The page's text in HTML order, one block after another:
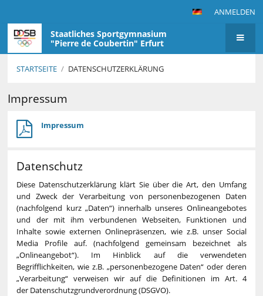
ANMELDEN
Staatliches Sportgymnasium
"Pierre de Coubertin" Erfurt
STARTSEITE / DATENSCHUTZERKLÄRUNG
Datenschutzerklärung
Impressum
Impressum
Datenschutz
Diese Datenschutzerklärung klärt Sie über die Art, den Umfang
und Zweck der Verarbeitung von personenbezogenen Daten
(nachfolgend kurz „Daten“) innerhalb unseres Onlineangebotes
und der mit ihm verbundenen Webseiten, Funktionen und
Inhalte sowie externen Onlinepräsenzen, wie z.B. unser Social
Media Profile auf. (nachfolgend gemeinsam bezeichnet als
„Onlineangebot“). Im Hinblick auf die verwendeten
Begrifflichkeiten, wie z.B. „personenbezogene Daten“ oder deren
„Verarbeitung“ verweisen wir auf die Definitionen im Art. 4
der Datenschutzgrundverordnung (DSGVO).